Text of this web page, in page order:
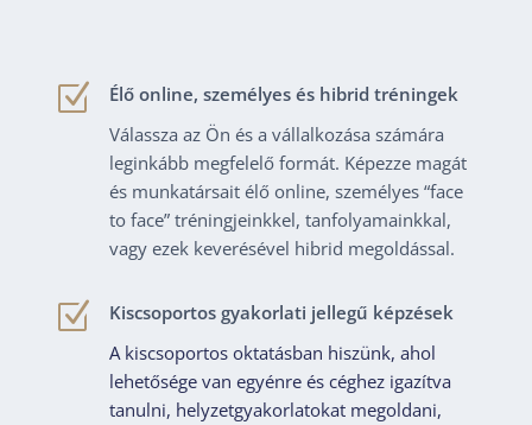
Z
Élő online, személyes és hibrid tréningek
Válassza az Ön és a vállalkozása számára
leginkább megfelelő formát. Képezze magát
és munkatársait élő online, személyes “face
to face” tréningjeinkkel, tanfolyamainkkal,
vagy ezek keverésével hibrid megoldással.
Z
Kiscsoportos gyakorlati jellegű képzések
A kiscsoportos oktatásban hiszünk, ahol
lehetősége van egyénre és céghez igazítva
tanulni, helyzetgyakorlatokat megoldani,